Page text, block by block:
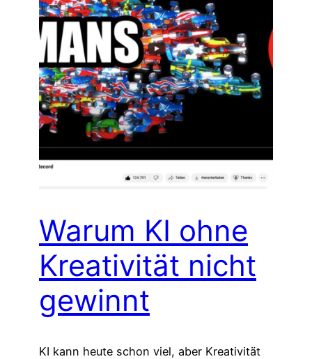
Warum KI ohne
Kreativität nicht
gewinnt
KI kann heute schon viel, aber Kreativität